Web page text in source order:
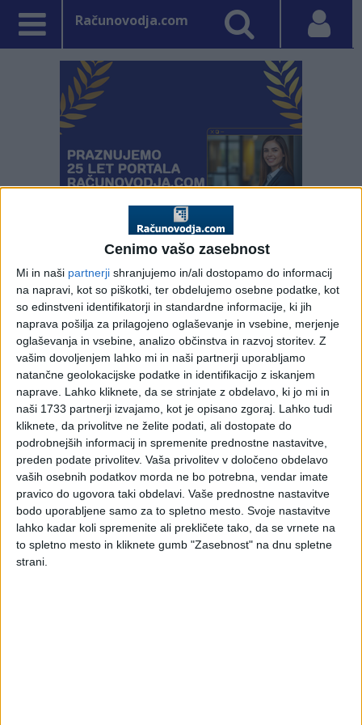
Cenimo vašo zasebnost
Mi in naši partnerji shranjujemo in/ali dostopamo do informacij
na napravi, kot so piškotki, ter obdelujemo osebne podatke, kot
so edinstveni identifikatorji in standardne informacije, ki jih
naprava pošilja za prilagojeno oglaševanje in vsebine, merjenje
oglaševanja in vsebine, analizo občinstva in razvoj storitev. Z
vašim dovoljenjem lahko mi in naši partnerji uporabljamo
natančne geolokacijske podatke in identifikacijo z iskanjem
naprave. Lahko kliknete, da se strinjate z obdelavo, ki jo mi in
naši 1733 partnerji izvajamo, kot je opisano zgoraj. Lahko tudi
kliknete, da privolitve ne želite podati, ali dostopate do
podrobnejših informacij in spremenite prednostne nastavitve,
preden podate privolitev. Vaša privolitev v določeno obdelavo
vaših osebnih podatkov morda ne bo potrebna, vendar imate
pravico do ugovora taki obdelavi. Vaše prednostne nastavitve
bodo uporabljene samo za to spletno mesto. Svoje nastavitve
lahko kadar koli spremenite ali prekličete tako, da se vrnete na
to spletno mesto in kliknete gumb "Zasebnost" na dnu spletne
strani.
Računovodja.com
PRVA STRANDDV - DAVEK NA DODANO VREDNOST
Vpisano: 19. april 2018 ob 14:35
Davek na dodano
vrednost - računi
Vse o računih z vidika DDV
Računi
Za namene Zakona o davku na dodano vrednost – ZDDV-1
(Uradni list RS, št. 13/11-UPB3, 18/11, 78/11, 38/12, 83/12,
14/13, 46/13-ZIPRS1314-A, 101/13–ZIPRS1415, 86/14) so
računi vsi dokumenti na papirju ali v elektronski obliki, ki
izpolnjujejo pogoje iz 80.a do 84.a člena tega zakona. Kot
račun se šteje tudi vsak dokument oziroma sporočilo, ki